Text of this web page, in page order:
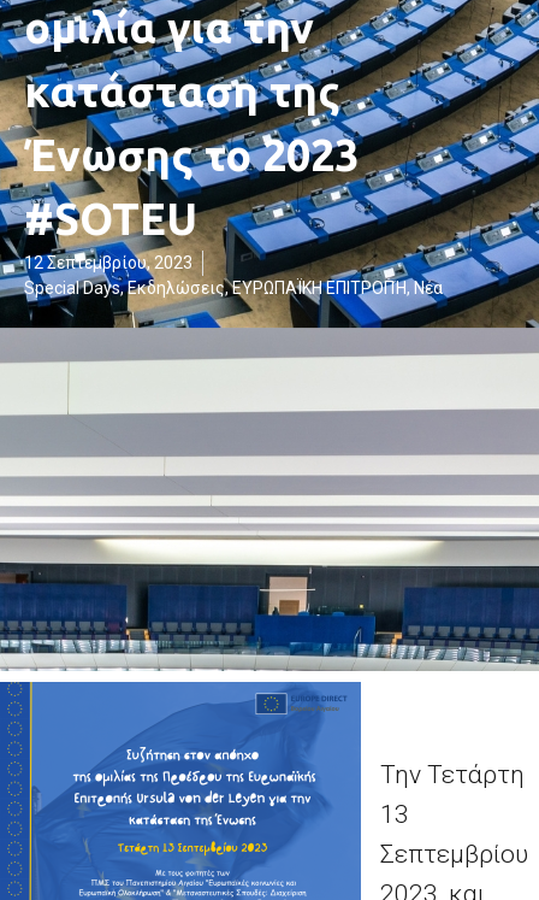
ομιλία για την
κατάσταση της
Ένωσης το 2023
#SOTEU
12 Σεπτεμβρίου, 2023
Special Days,Εκδηλώσεις,ΕΥΡΩΠΑΪΚΗ ΕΠΙΤΡΟΠΉ, Νέα
Την Τετάρτη
13
Σεπτεμβρίου